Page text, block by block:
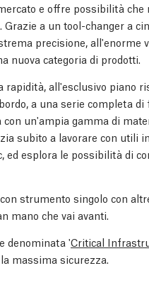
e offre possibilità che
a un tool-changer a
precisione, all'enorme
nuova categoria di prodotti.
all'esclusivo piano
a una serie completa di
un'ampia gamma di
subito a lavorare con utili
ed esplora le possibilità di
strumento singolo con
mano che vai avanti.
denominata 'Critical
massima sicurezza.